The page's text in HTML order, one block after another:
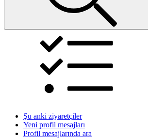
Şu anki ziyaretçiler
Yeni profil mesajları
Profil mesajlarında ara